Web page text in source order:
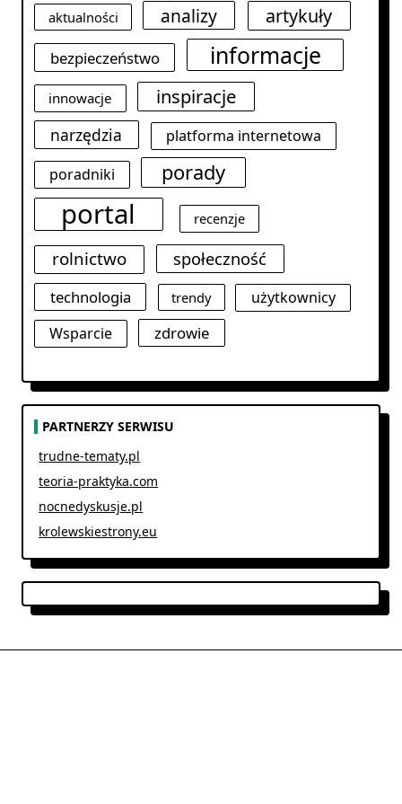
aktualności analizy artykuły
bezpieczeństwo informacje
innowacje inspiracje
narzędzia
platforma internetowa
poradniki
porady
portal recenzje
rolnictwo społeczność
technologia trendy
użytkownicy
Wsparcie
zdrowie
PARTNERZY SERWISU
trudne-tematy.pl
teoria-praktyka.com
nocnedyskusje.pl
krolewskiestrony.eu